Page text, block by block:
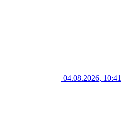
04.08.2026, 10:41